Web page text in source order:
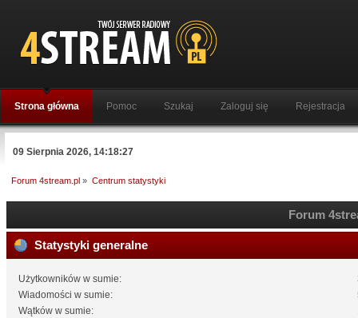
Strona główna Pomoc Szukaj Zaloguj się Rejestracja
09 Sierpnia 2026, 14:18:27
Forum 4stream.pl » Centrum statystyki
Forum
Statystyki generalne
Użytkowników w sumie:
Wiadomości w sumie:
Wątków w sumie: